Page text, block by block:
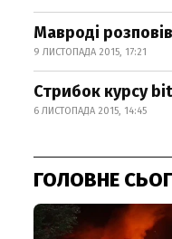
Мавроді
9 ЛИСТОПАДА 2015, 17:21
Стрибок курсу
6 ЛИСТОПАДА 2015, 14:45
ГОЛОВНЕ